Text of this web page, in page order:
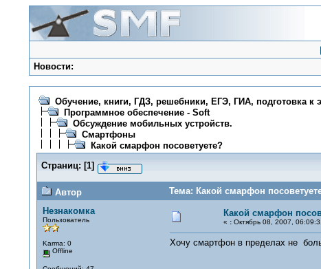
Новости:
Обучение, книги, ГДЗ, решебники, ЕГЭ, ГИА, подготовка
Программное обеспечение - Soft
Обсуждение мобильных устройств.
Смартфоны
Какой смарфон посоветуете?
Страниц: [1]
Автор
Тема: Какой смарфон
Незнакомка
Пользователь
Karma: 0
Offline
Какой смарфон
« :Октябрь 08, 2007,
Хочу смартфон в пределах не